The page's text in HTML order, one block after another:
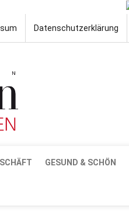
Datenschutzerklärung
GESUND & SCHÖN